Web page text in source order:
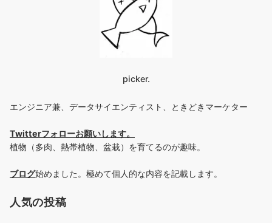
picker.
エンジニア兼、データサイエンティスト、ときどきマーケター
Twitterフォローお願いします。
植物（多肉、熱帯植物、盆栽）を育てるのが趣味。
ブログ始めました。極めて個人的な内容を記載します。
人気の投稿